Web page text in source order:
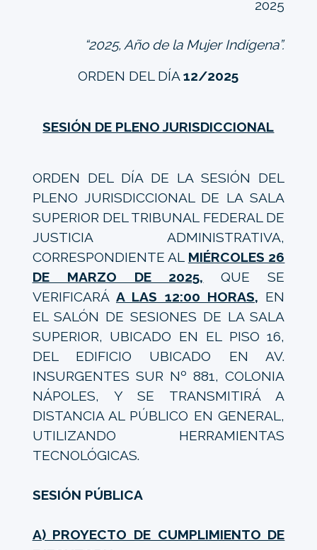
2025
“2025, Año de la Mujer Indígena”.
ORDEN DEL DÍA12/2025
SESIÓN DE PLENO JURISDICCIONAL
ORDEN DEL DÍA DE LA SESIÓN DEL
PLENO JURISDICCIONAL DE LA SALA
SUPERIOR DEL TRIBUNAL FEDERAL DE
JUSTICIA ADMINISTRATIVA,
CORRESPONDIENTE AL MIÉRCOLES 26
DE MARZO DE 2025, QUE SE
VERIFICARÁ A LAS 12:00 HORAS, EN
EL SALÓN DE SESIONES DE LA SALA
SUPERIOR, UBICADO EN EL PISO 16,
DEL EDIFICIO UBICADO EN AV.
INSURGENTES SUR Nº 881, COLONIA
NÁPOLES, Y SE TRANSMITIRÁ A
DISTANCIA AL PÚBLICO EN GENERAL,
UTILIZANDO HERRAMIENTAS
TECNOLÓGICAS.
SESIÓN PÚBLICA
A) PROYECTO DE CUMPLIMIENTO DE